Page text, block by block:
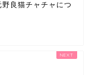
野良猫チャチャにつ